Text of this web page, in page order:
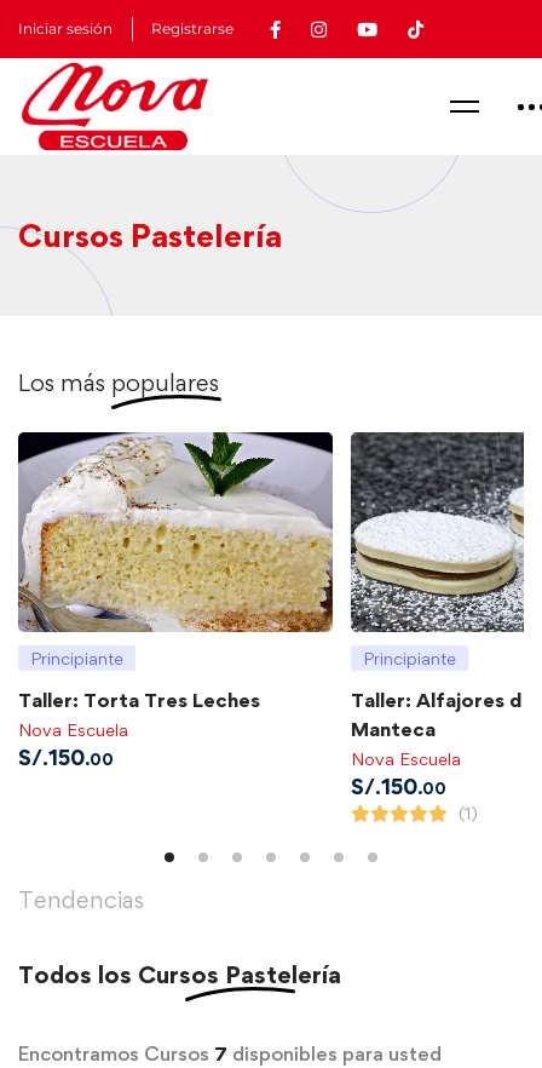
Iniciar sesión Registrarse
Cursos Pastelería
Los más populares
Principiante
Taller: Torta Tres Leches
Nova Escuela
S/.150.00
Principiante
Taller: Alfajores de
Manteca
Nova Escuela
S/.150.00
(1)
Tendencias
Todos los Cursos Pastelería
Encontramos Cursos 7 disponibles para usted